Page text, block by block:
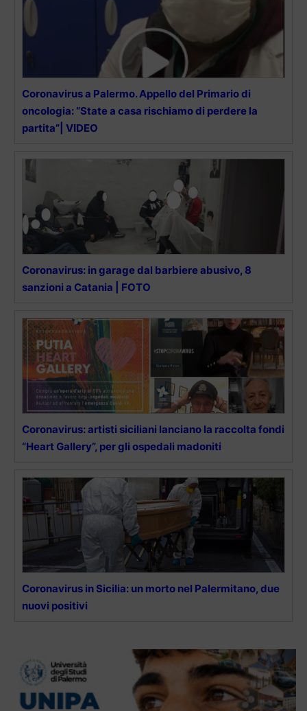
Coronavirus a Palermo. Appello del Primario di
oncologia: “State a casa rischiamo di perdere la
partita”| VIDEO
Coronavirus: in garage dal barbiere abusivo, 8
sanzioni a Catania | FOTO
Coronavirus: artisti siciliani lanciano la raccolta fondi
“Heart Gallery”, per gli ospedali madoniti
Coronavirus in Sicilia: un morto nel Palermitano, due
nuovi positivi